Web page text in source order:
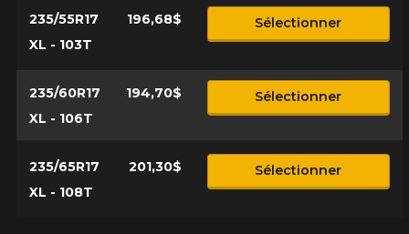
235/55R17
XL - 103T
196,68$ Sélectionner
235/60R17
XL - 106T
194,70$ Sélectionner
235/65R17
XL - 108T
201,30$ Sélectionner